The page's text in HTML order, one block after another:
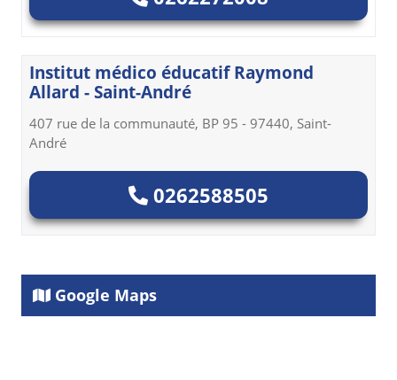
Institut médico éducatif Raymond
Allard - Saint-André
407 rue de la communauté, BP 95 - 97440, Saint-
André
0262588505
Google Maps